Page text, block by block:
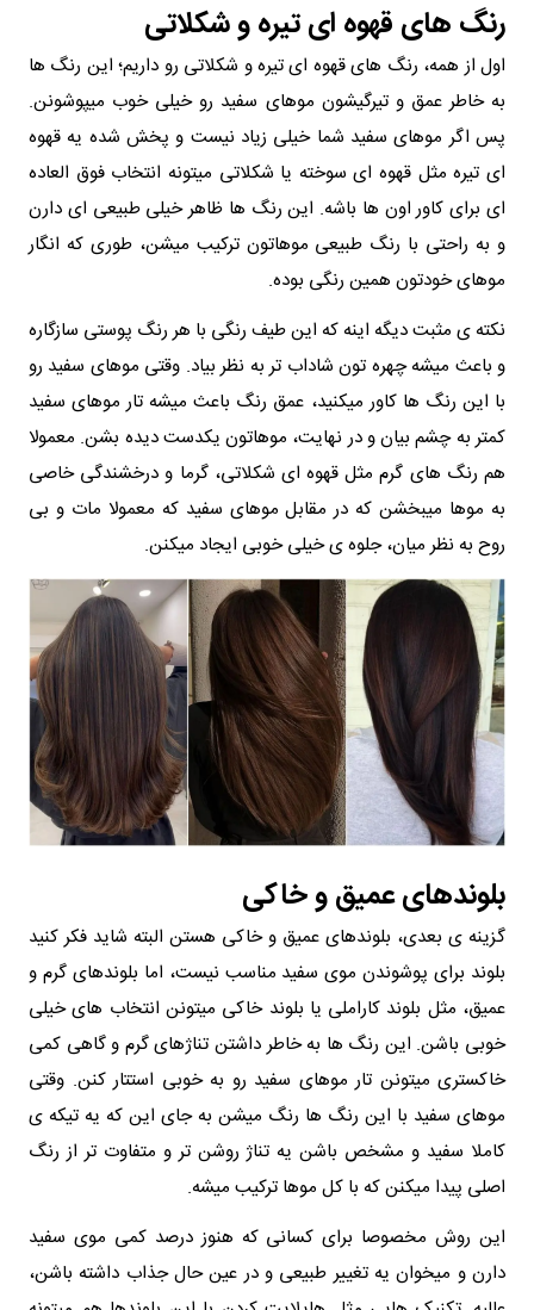
رنگ‌ های قهوه‌ ای تیره و شکلاتی
اول از همه، رنگ‌ های قهوه‌ ای تیره و شکلاتی رو داریم؛ این رنگ‌ ها
به خاطر عمق و تیرگیشون موهای سفید رو خیلی خوب میپوشونن.
پس اگر موهای سفید شما خیلی زیاد نیست و پخش شده یه قهوه‌
ای تیره مثل قهوه‌ ای سوخته یا شکلاتی میتونه انتخاب فوق‌ العاده‌
ای برای کاور اون ها باشه. این رنگ‌ ها ظاهر خیلی طبیعی‌ ای دارن
و به راحتی با رنگ طبیعی موهاتون ترکیب میشن، طوری که انگار
موهای خودتون همین رنگی بوده.
نکته‌ ی مثبت دیگه اینه که این طیف رنگی با هر رنگ پوستی سازگاره
و باعث میشه چهره‌ تون شاداب‌ تر به نظر بیاد. وقتی موهای سفید رو
با این رنگ‌ ها کاور میکنید، عمق رنگ باعث میشه تار موهای سفید
کمتر به چشم بیان و در نهایت، موهاتون یکدست دیده بشن. معمولا
هم رنگ‌ های گرم مثل قهوه‌ ای شکلاتی، گرما و درخشندگی خاصی
به موها میبخشن که در مقابل موهای سفید که معمولا مات و بی‌
روح به نظر میان، جلوه‌ ی خیلی خوبی ایجاد میکنن.
بلوندهای عمیق و خاکی
گزینه‌ ی بعدی، بلوندهای عمیق و خاکی هستن البته شاید فکر کنید
بلوند برای پوشوندن موی سفید مناسب نیست، اما بلوندهای گرم و
عمیق، مثل بلوند کاراملی یا بلوند خاکی میتونن انتخاب‌ های خیلی
خوبی باشن. این رنگ‌ ها به خاطر داشتن تناژهای گرم و گاهی کمی
خاکستری میتونن تار موهای سفید رو به خوبی استتار کنن. وقتی
موهای سفید با این رنگ‌ ها رنگ میشن به جای این که یه تیکه‌ ی
کاملا سفید و مشخص باشن یه تناژ روشن‌ تر و متفاوت‌ تر از رنگ
اصلی پیدا میکنن که با کل موها ترکیب میشه.
این روش مخصوصا برای کسانی که هنوز درصد کمی موی سفید
دارن و میخوان یه تغییر طبیعی و در عین حال جذاب داشته باشن،